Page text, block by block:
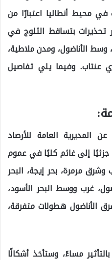
محيط أنطاليا اعتبارًا من
تحذيرات بتساقط الثلوج في
وسط الأناضول، ومدن ملاطية،
عنتاب. وفيما يلي تفاصيل
المديرية العامة للأرصاد
إلى غائم كليًا في عموم
مرمرة، بحر إيجة، البحر
غرب ووسط البحر الأسود،
الأناضول هطولات متفرقة،
مساءً، وستأخذ أشكالًا